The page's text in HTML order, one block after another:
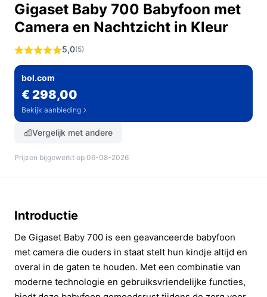
Gigaset Baby 700 Babyfoon met
Camera en Nachtzicht in Kleur
5,0(5)
bol.com
€ 298,00
Bekijk aanbieding
Vergelijk met andere
Prijzen bijgewerkt op 06-08-2026
Introductie
De Gigaset Baby 700 is een geavanceerde babyfoon
met camera die ouders in staat stelt hun kindje altijd en
overal in de gaten te houden. Met een combinatie van
moderne technologie en gebruiksvriendelijke functies,